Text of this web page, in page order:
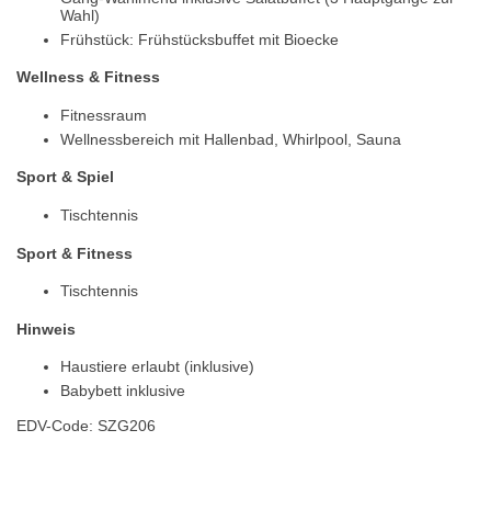
Wahl)
Frühstück: Frühstücksbuffet mit Bioecke
Wellness & Fitness
Fitnessraum
Wellnessbereich mit Hallenbad, Whirlpool, Sauna
Sport & Spiel
Tischtennis
Sport & Fitness
Tischtennis
Hinweis
Haustiere erlaubt (inklusive)
Babybett inklusive
EDV-Code: SZG206